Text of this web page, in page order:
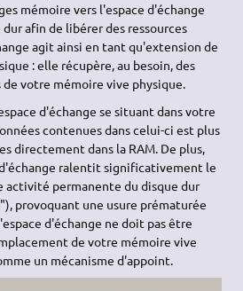
mémoire vers l'espace d'échange
afin de libérer des ressources
agit ainsi en tant qu'extension de
: elle récupère, au besoin, des
de votre mémoire vive physique.
d'échange se situant dans votre
contenues dans celui-ci est plus
directement dans la RAM. De plus,
ralentit significativement le
activité permanente du disque dur
provoquant une usure prématurée
d'échange ne doit pas être
de votre mémoire vive
un mécanisme d'appoint.